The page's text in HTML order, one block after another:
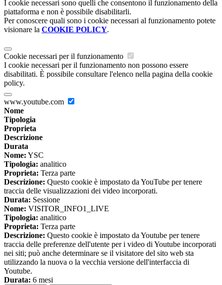
I cookie necessari sono quelli che consentono il funzionamento della
piattaforma e non è possibile disabilitarli.
Per conoscere quali sono i cookie necessari al funzionamento potete
visionare la COOKIE POLICY.
Cookie necessari per il funzionamento
I cookie necessari per il funzionamento non possono essere
disabilitati. È possibile consultare l'elenco nella pagina della cookie
policy.
www.youtube.com
Nome
Tipologia
Proprieta
Descrizione
Durata
Nome: YSC
Tipologia: analitico
Proprieta: Terza parte
Descrizione: Questo cookie è impostato da YouTube per tenere
traccia delle visualizzazioni dei video incorporati.
Durata: Sessione
Nome: VISITOR_INFO1_LIVE
Tipologia: analitico
Proprieta: Terza parte
Descrizione: Questo cookie è impostato da Youtube per tenere
traccia delle preferenze dell'utente per i video di Youtube incorporati
nei siti; può anche determinare se il visitatore del sito web sta
utilizzando la nuova o la vecchia versione dell'interfaccia di
Youtube.
Durata: 6 mesi